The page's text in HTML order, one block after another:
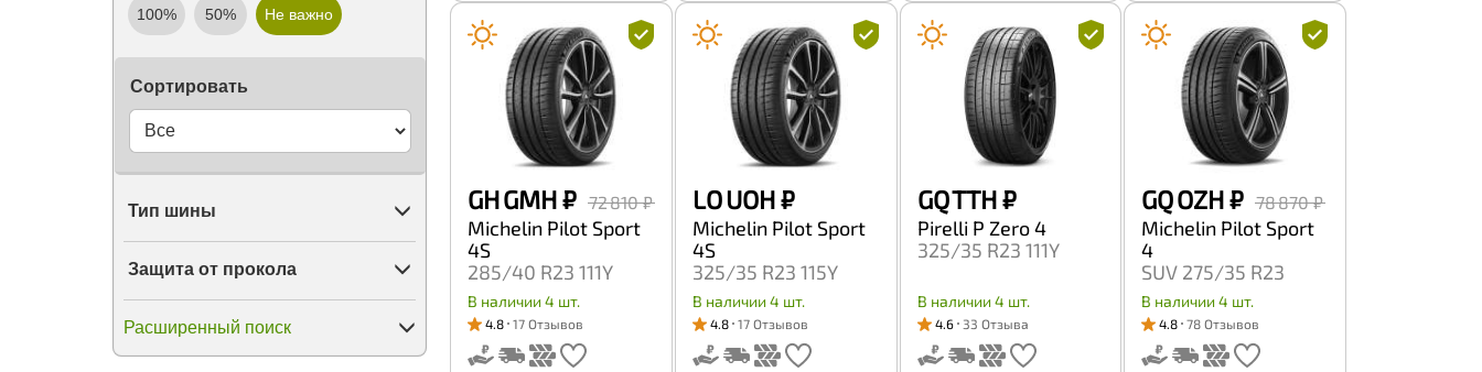
Falken
Federal
Force Land
Forerunner
Formula (Pirelli)
Fortune
FronWay
Galaxy
Ginell
Gislaved
Golden Crown
Goldstone
Goodride
100% 50% Не важно
Сортировать
Тип шины
Защита от прокола
Расширенный поиск
GH GMH₽ 72 810 ₽
Michelin Pilot Sport
4S
285/40 R23 111Y
В наличии 4 шт.
4.8 17 Отзывов
LO UOH₽
Michelin Pilot Sport
4S
325/35 R23 115Y
В наличии 4 шт.
4.8 17 Отзывов
GQ TTH₽
Pirelli P Zero 4
325/35 R23 111Y
В наличии 4 шт.
4.6 33 Отзыва
GQ OZH₽ 78 870 ₽
Michelin Pilot Sport
4
SUV 275/35 R23
108Y
В наличии 4 шт.
4.8 78 Отзывов